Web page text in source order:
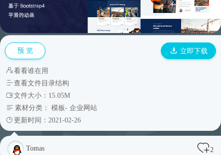
预 览 立即下载
看看谁在用
查看文件目录结构
文件大小：15.05M
素材分类： 模板- 企业网站
更新时间：2021-02-26
Tomas 2